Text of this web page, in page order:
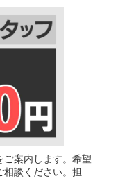
ご案内します。希望
談ください。担